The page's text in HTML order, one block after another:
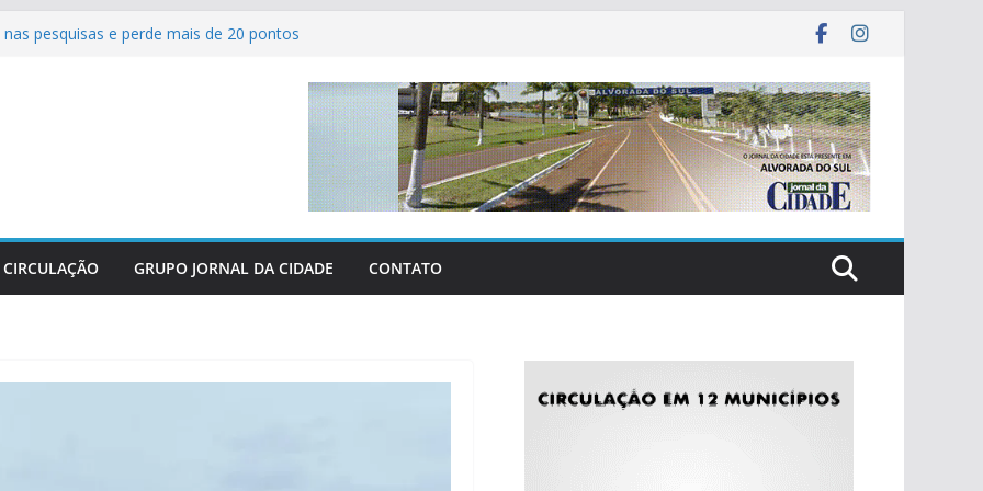
pesquisas e perde mais de 20 pontos
agrícolas revolucionam atendimento aos
Oeste
perderam as últimas três grandes guerras
Federação e reafirma apoio total
CIRCULAÇÃO GRUPO JORNAL DA CIDADE CONTATO